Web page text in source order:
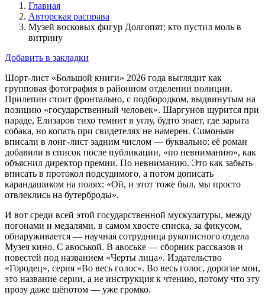
Главная
Авторская расправа
Музей восковых фигур Долгопят: кто пустил моль в
витрину
Добавить в закладки
Шорт-лист «Большой книги» 2026 года выглядит как
групповая фотография в районном отделении полиции.
Прилепин стоит фронтально, с подбородком, выдвинутым на
позицию «государственный человек». Шаргунов щурится при
параде, Елизаров тихо темнит в углу, будто знает, где зарыта
собака, но копать при свидетелях не намерен. Симоньян
вписали в лонг-лист задним числом — буквально: её роман
добавили в список после публикации, «по невниманию», как
объяснил директор премии. По невниманию. Это как забыть
вписать в протокол подсудимого, а потом дописать
карандашиком на полях: «Ой, и этот тоже был, мы просто
отвлеклись на бутерброды».
И вот среди всей этой государственной мускулатуры, между
погонами и медалями, в самом хвосте списка, за фикусом,
обнаруживается — научная сотрудница рукописного отдела
Музея кино. С авоськой. В авоське — сборник рассказов и
повестей под названием «Черты лица». Издательство
«Городец», серия «Во весь голос». Во весь голос, дорогие мои,
это название серии, а не инструкция к чтению, потому что эту
прозу даже шёпотом — уже громко.